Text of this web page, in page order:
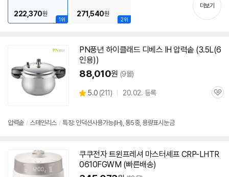
1위
222,370원
2위
271,540원
더보기
PN풍년 하이클래드 디베스 IH 압력솥 (3.5L(6
인용))
88,010원 (9몰)
별
5.0 (상
뷰
211) 20.02. 등록
관
압력솥 / 스테인리스 / 특징: 인덕션사용가능(IH), 통5중, 용량표시눈금
쿠쿠전자 트윈프레셔 마스터셰프 CRP-LHTR
0610FGWM (빠른배송)